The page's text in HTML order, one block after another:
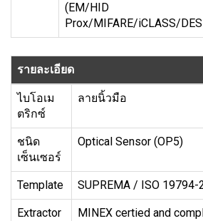
(EM/HID
Prox/MIFARE/iCLASS/
รายละเอียด
ไบโอเม
ตริกซ์
ลายนิ้วมือ
ชนิด
เซ็นเซอร์
Optical Sensor (OP5)
Template SUPREMA / ISO
Extractor
MINEX certied and